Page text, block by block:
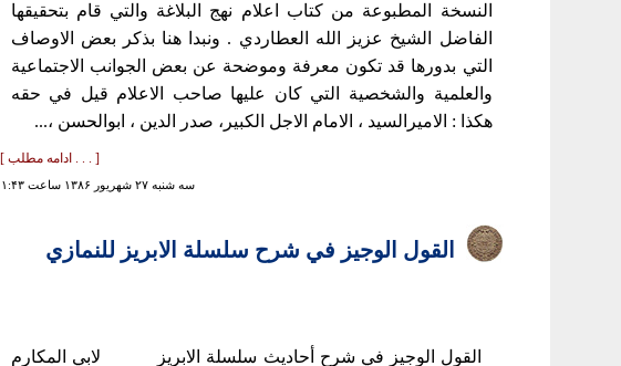
النسخة المطبوعة من كتاب اعلام نهج البلاغة والتي قام بتحقيقها
الفاضل الشيخ عزيز الله العطاردي . ونبدا هنا بذكر بعض الاوصاف
التي بدورها قد تكون معرفة وموضحة عن بعض الجوانب الاجتماعية
والعلمية والشخصية التي كان عليها صاحب الاعلام قيل في حقه
هكذا : الاميرالسيد ، الامام الاجل الكبير، صدر الدين ، ابوالحسن ،...
[ . . . ادامه مطلب ]
سه شنبه ۲۷ شهريور ۱۳۸۶ ساعت ۱۱:۴۳
القول الوجيز في شرح سلسلة الابريز للنمازي
القول الوجيز في شرح أحاديث سلسلة الابريز لابي المكارم